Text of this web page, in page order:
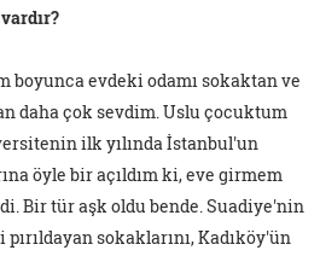
boyunca evdeki odamı sokaktan ve
daha çok sevdim. Uslu çocuktum
ilk yılında İstanbul'un
öyle bir açıldım ki, eve girmem
Bir tür aşk oldu bende. Suadiye'nin
sokaklarını, Kadıköy'ün